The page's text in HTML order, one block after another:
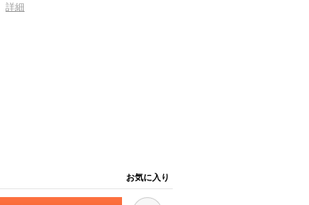
詳細
お気に入り